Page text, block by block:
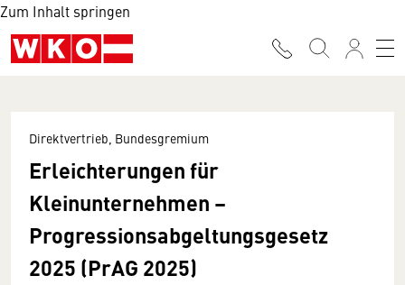
Zum Inhalt springen
Direktvertrieb, Bundesgremium
Erleichterungen für
Kleinunternehmen –
Progressionsabgeltungsgesetz
2025 (PrAG 2025)